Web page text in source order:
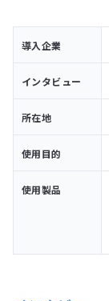
導入企業
インタビュー
所在地
使用目的
使用製品